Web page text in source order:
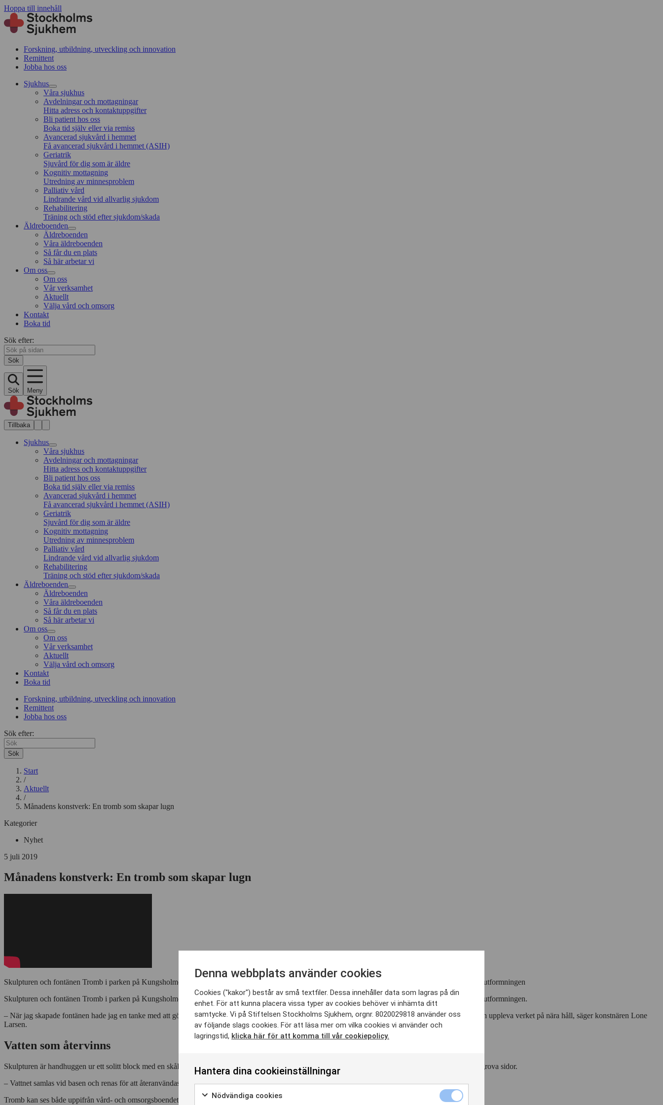
Hoppa till innehåll
Forskning, utbildning, utveckling och innovation
Remittent
Jobba hos oss
Sjukhus
Våra sjukhus
Avdelningar och mottagningar
Hitta adress och kontaktuppgifter
Bli patient hos oss
Boka tid själv eller via remiss
Avancerad sjukvård i hemmet
Få avancerad sjukvård i hemmet (ASIH)
Geriatrik
Sjuvård för dig som är äldre
Kognitiv mottagning
Utredning av minnesproblem
Palliativ vård
Lindrande vård vid allvarlig sjukdom
Rehabilitering
Träning och stöd efter sjukdom/skada
Äldreboenden
Äldreboenden
Våra äldreboenden
Så får du en plats
Så här arbetar vi
Om oss
Om oss
Vår verksamhet
Aktuellt
Välja vård och omsorg
Kontakt
Boka tid
Sök efter:
Sök
Sök Meny
Tillbaka
Sjukhus
Våra sjukhus
Avdelningar och mottagningar
Hitta adress och kontaktuppgifter
Bli patient hos oss
Boka tid själv eller via remiss
Avancerad sjukvård i hemmet
Få avancerad sjukvård i hemmet (ASIH)
Geriatrik
Sjuvård för dig som är äldre
Kognitiv mottagning
Utredning av minnesproblem
Palliativ vård
Lindrande vård vid allvarlig sjukdom
Rehabilitering
Träning och stöd efter sjukdom/skada
Äldreboenden
Äldreboenden
Våra äldreboenden
Så får du en plats
Så här arbetar vi
Om oss
Om oss
Vår verksamhet
Aktuellt
Välja vård och omsorg
Kontakt
Boka tid
Forskning, utbildning, utveckling och innovation
Remittent
Jobba hos oss
Sök efter:
Sök
Start
/
Aktuellt
/
Månadens konstverk: En tromb som skapar lugn
Kategorier
Nyhet
5 juli 2019
Månadens konstverk: En tromb som skapar lugn
Skulpturen och fontänen Tromb i parken på Kungsholmen är handhuggen ur röd granit. Den tunga stenen står i kontrast till den virvel- och trombliknande utformningen
Skulpturen och fontänen Tromb i parken på Kungsholmen är handhuggen ur röd granit. Den tunga stenen står i kontrast till den virvel- och trombliknande utformningen.
– När jag skapade fontänen hade jag en tanke med att göra den lättillgänglig så de äldre kan komma ända fram till den. Jag ville att man skulle kunna se och uppleva verket på nära håll, säger konstnären Lone
Larsen.
Vatten som återvinns
Skulpturen är handhuggen ur ett solitt block med en skålformad polerad yta på ovansidan. I skålen bubblar vatten stilla upp och rinner ner för skulpturens grova sidor.
– Vattnet samlas vid basen och renas för att återanvändas. Så det är inte bara en massa vatten som pumpas ut i onödan.
Tromb kan ses både uppifrån vård- och omsorgsboendet och från marknivå. Skulpturen står på granitplattor och platsen är utformad särskilt för den.
Denna webbplats använder cookies
Cookies ("kakor") består av små textfiler. Dessa innehåller data som lagras på din
enhet. För att kunna placera vissa typer av cookies behöver vi inhämta ditt
samtycke. Vi på Stiftelsen Stockholms Sjukhem, orgnr. 8020029818 använder oss
av följande slags cookies. För att läsa mer om vilka cookies vi använder och
lagringstid, klicka här för att komma till vår cookiepolicy.
Hantera dina cookieinställningar
Nödvändiga cookies
Nödvändiga
cookies